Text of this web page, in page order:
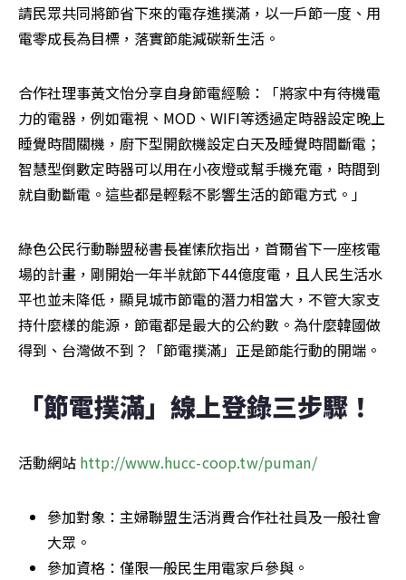
請民眾共同將節省下來的電存進撲滿，以一戶節一度、用
電零成長為目標，落實節能減碳新生活。
合作社理事黃文怡分享自身節電經驗：「將家中有待機電
力的電器，例如電視、MOD、WIFI等透過定時器設定晚上
睡覺時間關機，廚下型開飲機設定白天及睡覺時間斷電；
智慧型倒數定時器可以用在小夜燈或幫手機充電，時間到
就自動斷電。這些都是輕鬆不影響生活的節電方式。」
綠色公民行動聯盟秘書長崔愫欣指出，首爾省下一座核電
場的計畫，剛開始一年半就節下44億度電，且人民生活水
平也並未降低，顯見城市節電的潛力相當大，不管大家支
持什麼樣的能源，節電都是最大的公約數。為什麼韓國做
得到、台灣做不到？「節電撲滿」正是節能行動的開端。
「節電撲滿」線上登錄三步驟！
活動網站 http://www.hucc-coop.tw/puman/
參加對象：主婦聯盟生活消費合作社社員及一般社會
大眾。
參加資格：僅限一般民生用電家戶參與。